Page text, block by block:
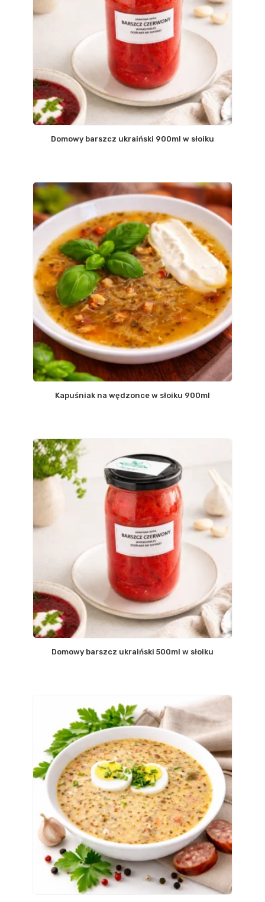
Domowy barszcz ukraiński 900ml w słoiku
Kapuśniak na wędzonce w słoiku 900ml
Domowy barszcz ukraiński 500ml w słoiku